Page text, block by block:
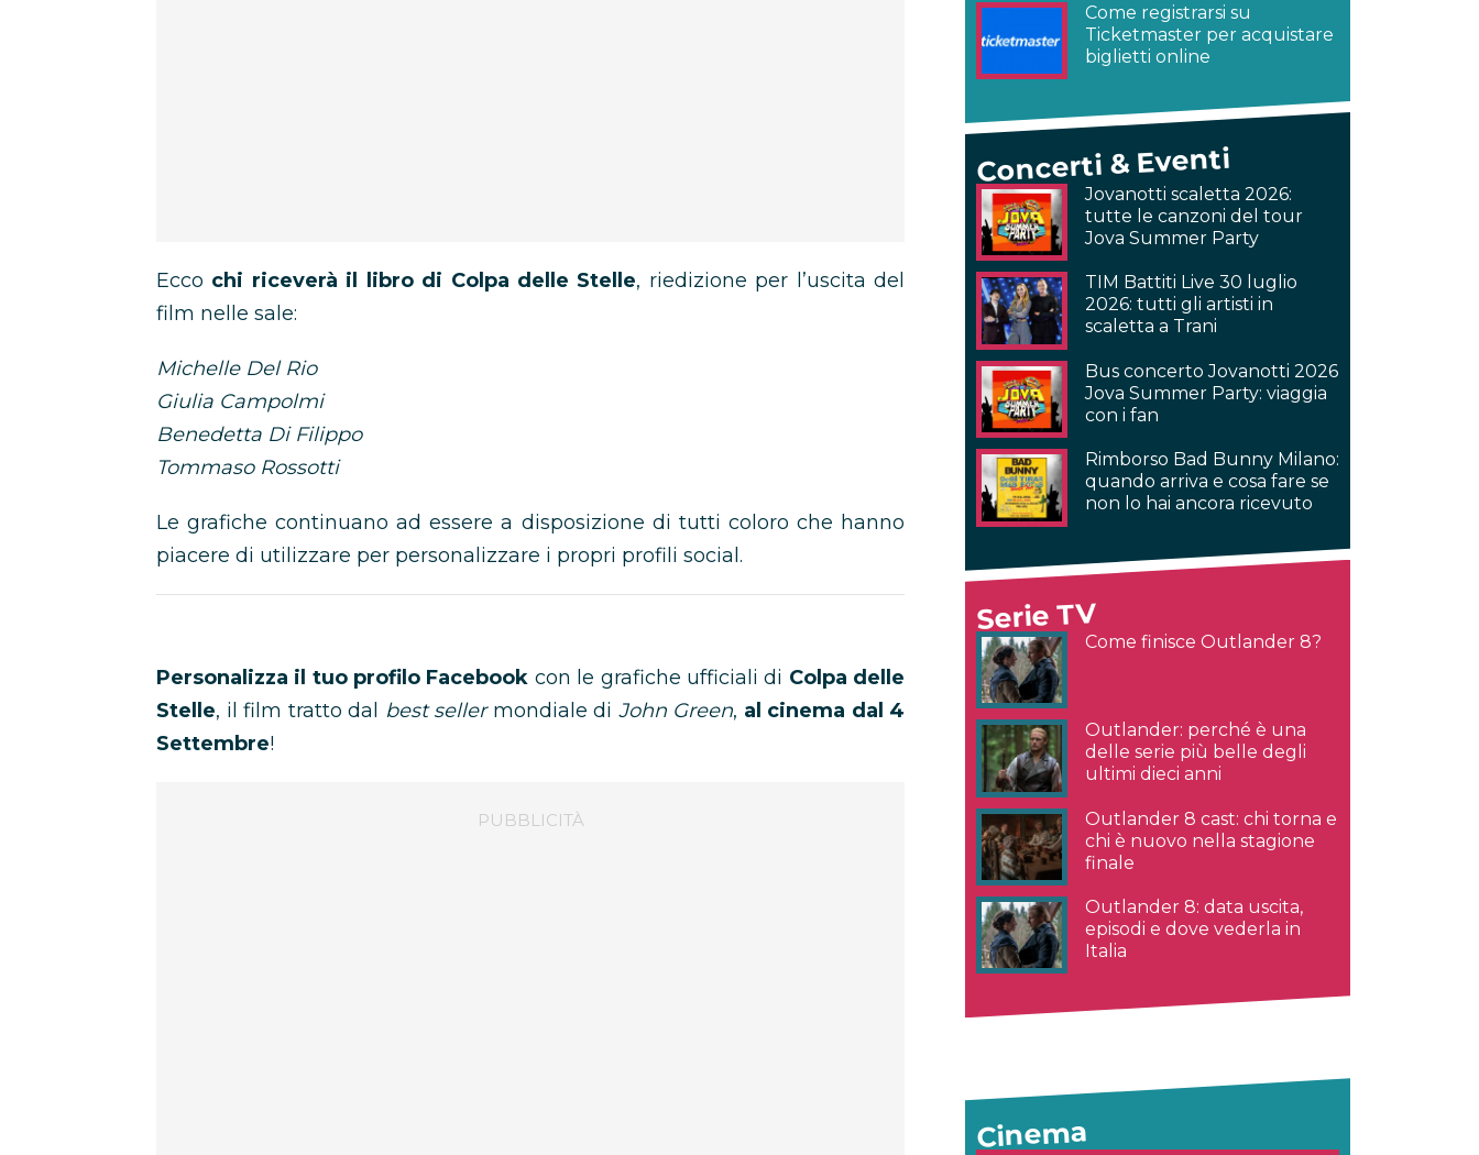
Ecco chi riceverà il libro di Colpa delle Stelle, riedizione per l’uscita del
film nelle sale:
Michelle Del Rio
Giulia Campolmi
Benedetta Di Filippo
Tommaso Rossotti
Le grafiche continuano ad essere a disposizione di tutti coloro che hanno
piacere di utilizzare per personalizzare i propri profili social.
Personalizza il tuo profilo Facebook con le grafiche ufficiali di Colpa delle
Stelle, il film tratto dal best sellermondiale di John Green, al cinema dal 4
Settembre!
Come registrarsi su
Ticketmaster per acquistare
biglietti online
Concerti & Eventi
Jovanotti scaletta 2026:
tutte le canzoni del tour
Jova Summer Party
TIM Battiti Live 30 luglio
2026: tutti gli artisti in
scaletta a Trani
Bus concerto Jovanotti 2026
Jova Summer Party: viaggia
con i fan
Rimborso Bad Bunny Milano:
quando arriva e cosa fare se
non lo hai ancora ricevuto
Serie TV
Come finisce Outlander 8?
Outlander: perché è una
delle serie più belle degli
ultimi dieci anni
Outlander 8 cast: chi torna e
chi è nuovo nella stagione
finale
Outlander 8: data uscita,
episodi e dove vederla in
Italia
Cinema